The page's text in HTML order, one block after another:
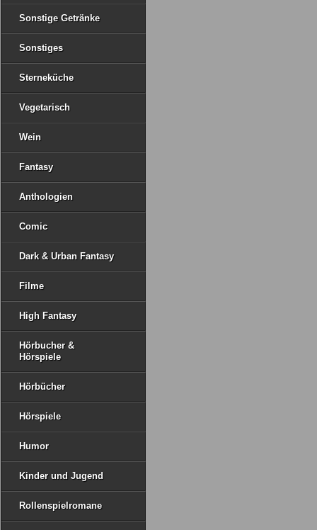
Sonstige Getränke
Sonstiges
Sterneküche
Vegetarisch
Wein
Fantasy
Anthologien
Comic
Dark & Urban Fantasy
Filme
High Fantasy
Hörbucher &
Hörspiele
Hörbücher
Hörspiele
Humor
Kinder und Jugend
Rollenspielromane